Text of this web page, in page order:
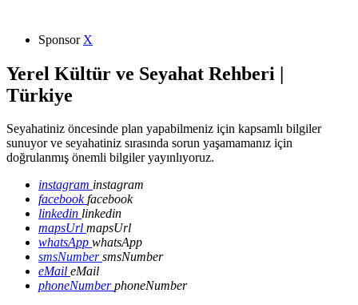
Sponsor X
Yerel Kültür ve Seyahat Rehberi |
Türkiye
Seyahatiniz öncesinde plan yapabilmeniz için kapsamlı bilgiler
sunuyor ve seyahatiniz sırasında sorun yaşamamanız için
doğrulanmış önemli bilgiler yayınlıyoruz.
instagram instagram
facebookfacebook
linkedin linkedin
mapsUrl mapsUrl
whatsApp whatsApp
smsNumbersmsNumber
eMail eMail
phoneNumberphoneNumber